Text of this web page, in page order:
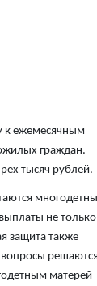
к ежемесячным
граждан.
тысяч рублей.
не только
защита также
матерей